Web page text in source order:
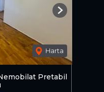
Harta
Next
Pretabil